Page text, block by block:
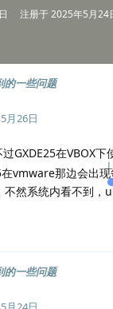
注册于2025年5月24
的一些问题
月26日
过GXDE25在VBOX
vmware那边会出
不然系统内看不到
的一些问题